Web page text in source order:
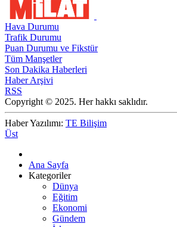
Hava Durumu
Trafik Durumu
Puan Durumu ve Fikstür
Tüm Manşetler
Son Dakika Haberleri
Haber Arşivi
RSS
Copyright © 2025. Her hakkı saklıdır.
Haber Yazılımı: TE Bilişim
Üst
Ana Sayfa
Kategoriler
Dünya
Eğitim
Ekonomi
Gündem